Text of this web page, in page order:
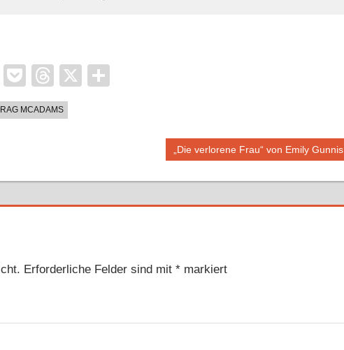
RedditPocketThreads
X
MCADAMS
Nächster
„Die verlorene Frau“ von Emily Gunnis
Erforderliche Felder sind mit *markiert